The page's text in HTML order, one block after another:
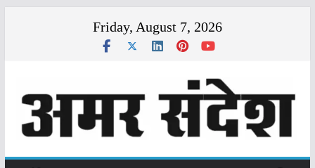
Friday, August 7, 2026